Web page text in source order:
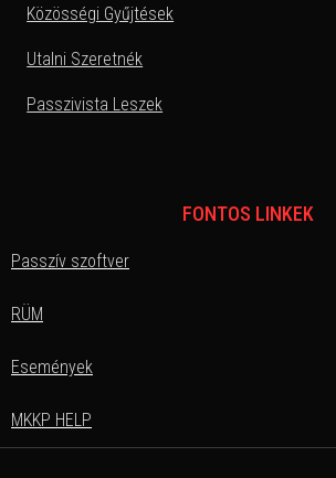
Közösségi Gyűjtések
Utalni Szeretnék
Passzivista Leszek
FONTOS LINKEK
Passzív szoftver
RÜM
Események
MKKP HELP